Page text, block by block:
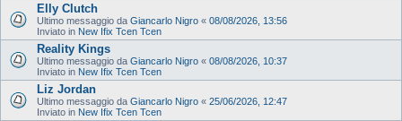
Elly Clutch
Ultimo messaggio da Giancarlo Nigro « 08/08/2026, 13:56
Inviato in New Ifix Tcen Tcen
Reality Kings
Ultimo messaggio da Giancarlo Nigro « 08/08/2026, 10:37
Inviato in New Ifix Tcen Tcen
Liz Jordan
Ultimo messaggio da Giancarlo Nigro « 25/06/2026, 12:47
Inviato in New Ifix Tcen Tcen